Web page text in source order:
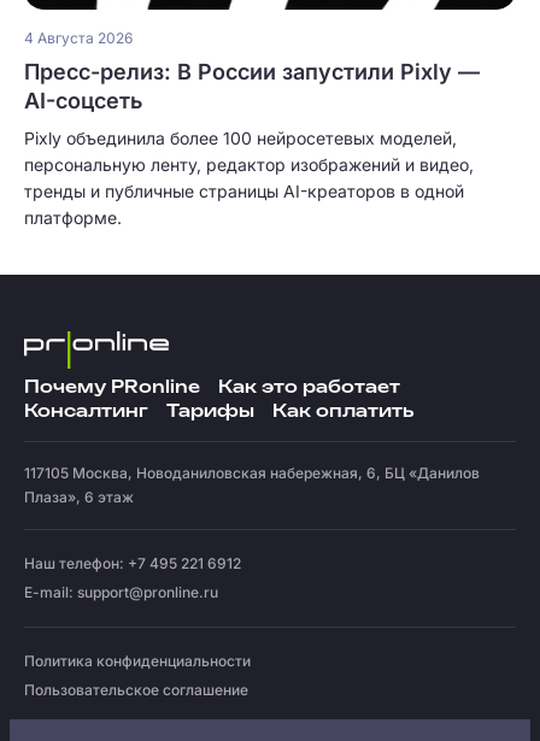
4 Августа 2026
Пресс-релиз: В России запустили Pixly —
AI-соцсеть
Pixly объединила более 100 нейросетевых моделей,
персональную ленту, редактор изображений и видео,
тренды и публичные страницы AI-креаторов в одной
платформе.
Почему PRonline
Как это работает
Консалтинг
Тарифы Как оплатить
117105 Москва, Новоданиловская набережная, 6, БЦ «Данилов
Плаза», 6 этаж
Наш телефон: +7 495 221 6912
E-mail: support@pronline.ru
Политика конфиденциальности
Пользовательское соглашение